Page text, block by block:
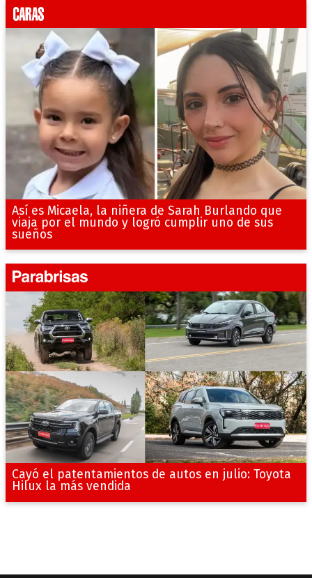
Así es Micaela, la niñera de Sarah Burlando que
viaja por el mundo y logró cumplir uno de sus
sueños
Cayó el patentamientos de autos en julio: Toyota
Hilux la más vendida